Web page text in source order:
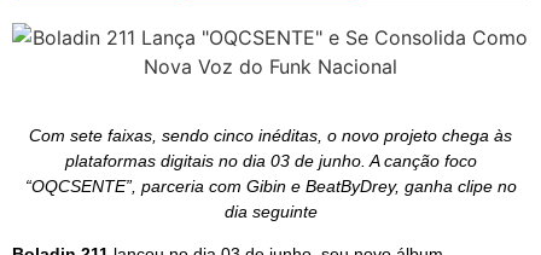
Com sete faixas, sendo cinco inéditas, o novo projeto chega às
plataformas digitais no dia 03 de junho. A canção foco
“OQCSENTE”, parceria com Gibin e BeatByDrey, ganha clipe no
dia seguinte